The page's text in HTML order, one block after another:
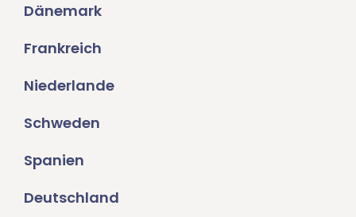
Dänemark
Frankreich
Niederlande
Schweden
Spanien
Deutschland